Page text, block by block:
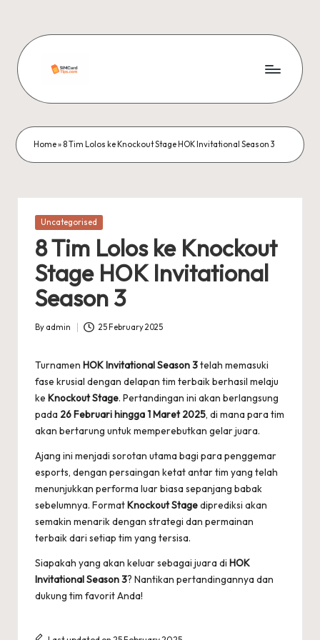
content
si
m
c
a
r
d
ti
p
s
Home» 8 Tim Lolos ke Knockout Stage HOK Invitational Season 3
Posted
Uncategorised
8 Tim Lolos ke Knockout
Stage HOK Invitational
Season 3
Posted
By admin 25 February 2025
Turnamen HOK Invitational Season 3telah memasuki
fase krusial dengan delapan tim terbaik berhasil melaju
ke Knockout Stage. Pertandingan ini akan berlangsung
pada 26 Februari hingga 1 Maret 2025, di mana para tim
akan bertarung untuk memperebutkan gelar juara.
Ajang ini menjadi sorotan utama bagi para penggemar
esports, dengan persaingan ketat antar tim yang telah
menunjukkan performa luar biasa sepanjang babak
sebelumnya. FormatKnockout Stagediprediksi akan
semakin menarik dengan strategi dan permainan
terbaik dari setiap tim yang tersisa.
Siapakah yang akan keluar sebagai juara di HOK
Invitational Season 3? Nantikan pertandingannya dan
dukung tim favorit Anda!